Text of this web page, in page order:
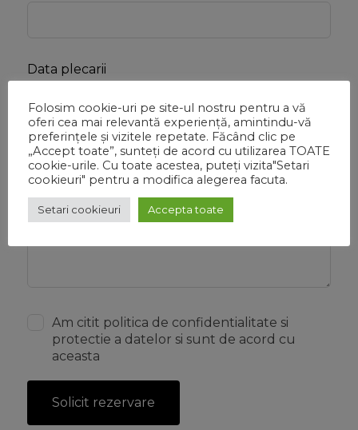
Data plecarii
Mesaj (optional)
Am citit politica de confidentialitate si
protectie a datelor si sunt de acord cu
aceasta
Solicit rezervare
Folosim cookie-uri pe site-ul nostru pentru a vă
oferi cea mai relevantă experiență, amintindu-vă
preferințele și vizitele repetate. Făcând clic pe
„Accept toate”, sunteți de acord cu utilizarea TOATE
cookie-urile. Cu toate acestea, puteți vizita"Setari
cookieuri" pentru a modifica alegerea facuta.
Setari cookieuri Accepta toate